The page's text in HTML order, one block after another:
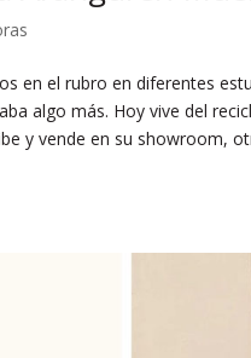
en el rubro en diferentes
algo más. Hoy vive del
y vende en su showroom,